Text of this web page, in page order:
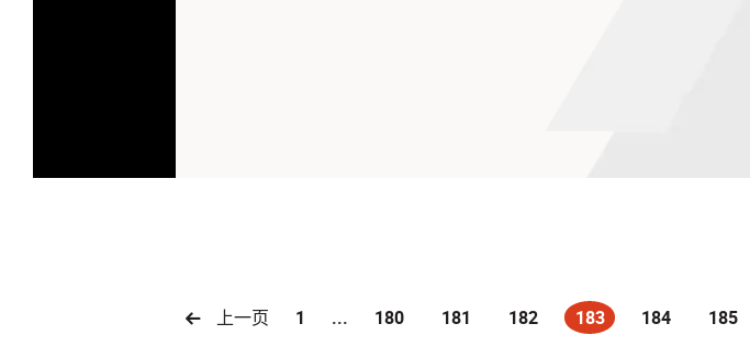
上一页 1 ... 180 181 182 183
(current) 184 185